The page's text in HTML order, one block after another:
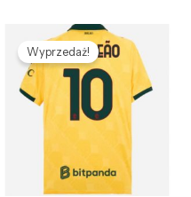
Wyprzedaż!
Pierwotna
cena
wynosiła:
476,89 zł.
Aktualna
cena
wynosi:
132,68 zł.